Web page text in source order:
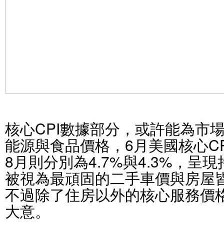
核心CPI數據部分，或許能為市
能源與食品價格，6月美國核心
8月則分別為4.7%與4.3%，呈
被視為最頑固的二手車價與房屋
不過除了住房以外的核心服務價
大意。